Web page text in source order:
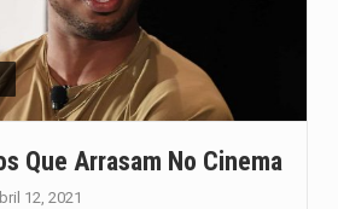
Que Arrasam No Cinema
12, 2021